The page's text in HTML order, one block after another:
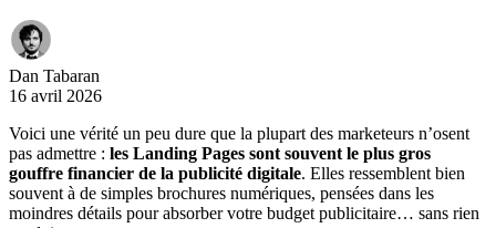
Dan Tabaran
16 avril 2026
Voici une vérité un peu dure que la plupart des marketeurs n’osent
pas admettre : les Landing Pages sont souvent le plus gros
gouffre financier de la publicité digitale. Elles ressemblent bien
souvent à de simples brochures numériques, pensées dans les
moindres détails pour absorber votre budget publicitaire… sans rien